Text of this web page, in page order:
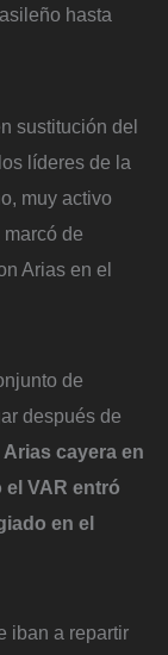
hasta
sustitución del
líderes de la
muy activo
de
Arias en el
de
después de
Arias cayera en
el VAR entró
en el
iban a repartir